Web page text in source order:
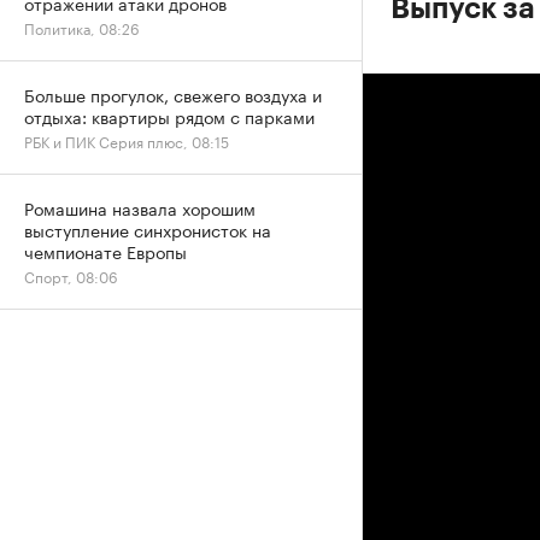
Выпуск
Политика, 08:26
Больше прогулок, свежего воздуха и
отдыха: квартиры рядом с парками
РБК и ПИК Серия плюс, 08:15
Ромашина назвала хорошим
выступление синхронисток на
чемпионате Европы
Спорт, 08:06